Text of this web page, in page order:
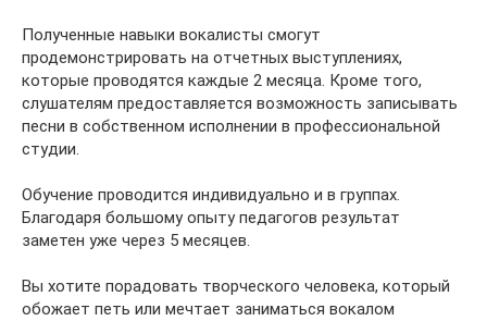
Полученные навыки вокалисты смогут
продемонстрировать на отчетных выступлениях,
которые проводятся каждые 2 месяца. Кроме того,
слушателям предоставляется возможность записывать
песни в собственном исполнении в профессиональной
студии.
Обучение проводится индивидуально и в группах.
Благодаря большому опыту педагогов результат
заметен уже через 5 месяцев.
Вы хотите порадовать творческого человека, который
обожает петь или мечтает заниматься вокалом